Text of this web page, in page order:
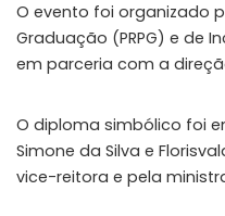
O evento foi organizado
Graduação (PRPG) e de
em parceria com a
O diploma simbólico foi
Simone da Silva e
vice-reitora e pela